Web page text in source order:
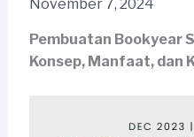
November 7, 2024
Pembuatan Bookyear
Konsep, Manfaat, dan